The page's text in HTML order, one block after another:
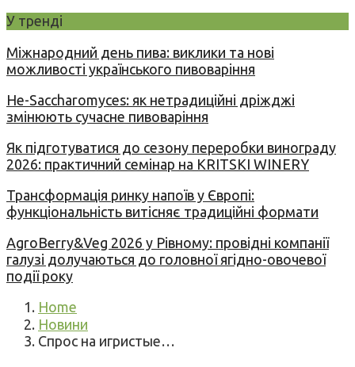
У тренді
Міжнародний день пива: виклики та нові
можливості українського пивоваріння
Не-Saccharomyces: як нетрадиційні дріжджі
змінюють сучасне пивоваріння
Як підготуватися до сезону переробки винограду
2026: практичний семінар на KRITSKI WINERY
Трансформація ринку напоїв у Європі:
функціональність витісняє традиційні формати
AgroBerry&Veg 2026 у Рівному: провідні компанії
галузі долучаються до головної ягідно-овочевої
події року
Home
Новини
Спрос на игристые…